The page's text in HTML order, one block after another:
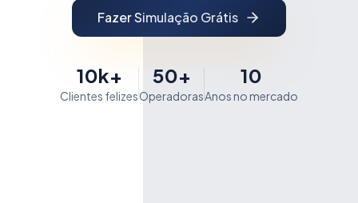
Fazer Simulação Grátis
10k+
Clientes felizes
50+
Operadoras
10
Anos no mercado